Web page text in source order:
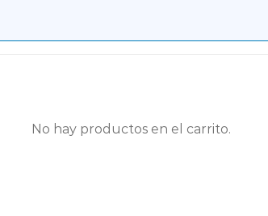
No hay productos en el carrito.